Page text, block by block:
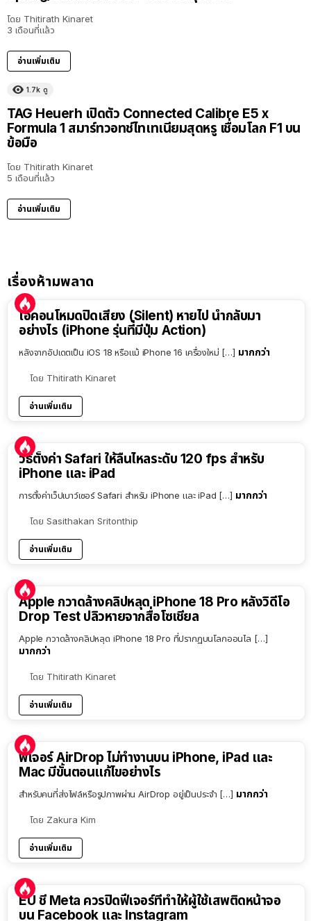
โดย Thitirath Kinaret
3 เดือนที่แล้ว
อ่านเพิ่มเติม
1.7k ดู
TAG Heuerh เปิดตัว Connected Calibre E5 x
Formula 1 สมาร์ทวอทช์ไทเทเนียมสุดหรู เชื่อมโลก F1 บน
ข้อมือ
โดย Thitirath Kinaret
5 เดือนที่แล้ว
อ่านเพิ่มเติม
เรื่องห้ามพลาด
ไอคอนโหมดปิดเสียง (Silent) หายไป นำกลับมา
อย่างไร (iPhone รุ่นที่มีปุ่ม Action)
หลังจากอัปเดตเป็น iOS 18 หรือแม้ iPhone 16 เครื่องใหม่ […] มากกว่า
โดย Thitirath Kinaret
อ่านเพิ่มเติม
วิธีตั้งค่า Safari ให้ลื่นไหลระดับ 120 fps สำหรับ
iPhone และ iPad
การตั้งค่าเว็ปเบาว์เซอร์ Safari สำหรับ iPhone และ iPad […] มากกว่า
โดย Sasithakan Sritonthip
อ่านเพิ่มเติม
Apple กวาดล้างคลิปหลุด iPhone 18 Pro หลังวิดีโอ
Drop Test ปลิวหายจากสื่อโซเชียล
Apple กวาดล้างคลิปหลุด iPhone 18 Pro ที่ปรากฏบนโลกออนไล […]
มากกว่า
โดย Thitirath Kinaret
อ่านเพิ่มเติม
ฟีเจอร์ AirDrop ไม่ทำงานบน iPhone, iPad และ
Mac มีขั้นตอนแก้ไขอย่างไร
สำหรับคนที่ส่งไฟล์หรือรูปภาพผ่าน AirDrop อยู่เป็นประจำ […] มากกว่า
โดย Zakura Kim
อ่านเพิ่มเติม
EU ชี้ Meta ควรปิดฟีเจอร์ที่ทำให้ผู้ใช้เสพติดหน้าจอ
บน Facebook และ Instagram